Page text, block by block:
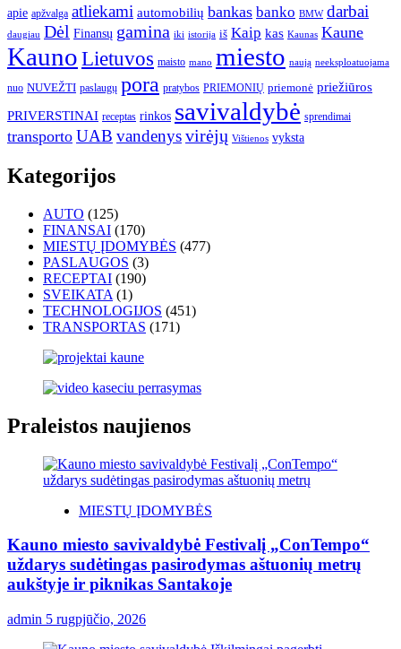
apie apžvalga atliekami automobilių bankas banko BMW darbai
daugiau Dėl Finansų gamina iki istorija iš Kaip kas Kaunas Kaune
KaunoLietuvos maisto mano miesto naują neeksploatuojama
nuo NUVEŽTI paslaugų pora pratybos PRIEMONIŲ priemonė priežiūros
PRIVERSTINAI receptas rinkos savivaldybė sprendimai
transporto UAB vandenysvirėjų Vištienos vyksta
Kategorijos
AUTO (125)
FINANSAI (170)
MIESTŲ ĮDOMYBĖS (477)
PASLAUGOS (3)
RECEPTAI (190)
SVEIKATA (1)
TECHNOLOGIJOS (451)
TRANSPORTAS (171)
Praleistos naujienos
MIESTŲ ĮDOMYBĖS
Kauno miesto savivaldybė Festivalį „ConTempo“
uždarys sudėtingas pasirodymas aštuonių metrų
aukštyje ir piknikas Santakoje
admin 5 rugpjūčio, 2026